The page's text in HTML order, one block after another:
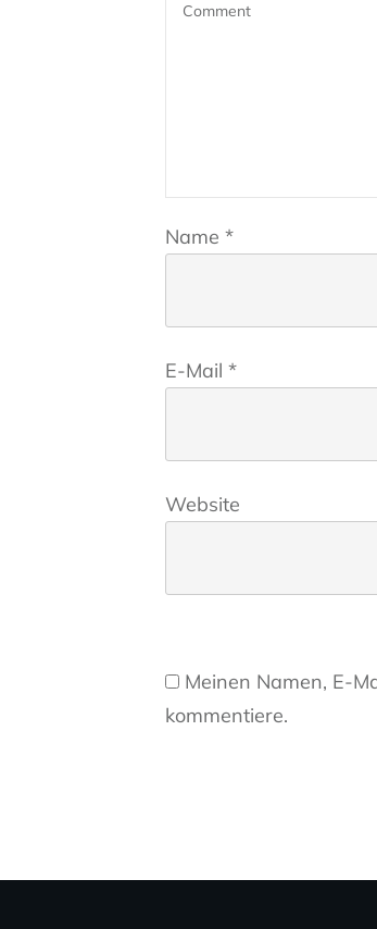
Name *
E-Mail *
Website
Meinen Namen, E-
kommentiere.